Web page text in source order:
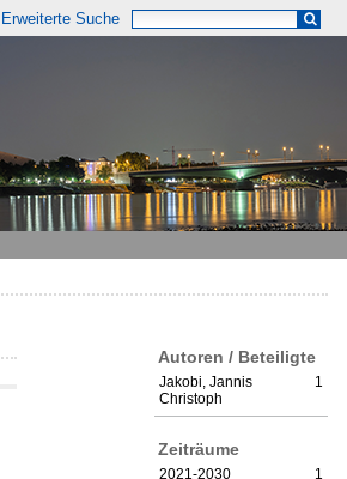
Erweiterte Suche
Autoren / Beteiligte
1
Jakobi, Jannis
Christoph
Zeiträume
1
2021-2030